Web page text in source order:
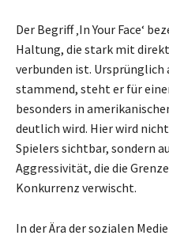
Der Begriff ‚In Your Face‘
Haltung, die stark mit
verbunden ist. Ursprünglich
stammend, steht er für
besonders in
deutlich wird. Hier wird
Spielers sichtbar, sondern
Aggressivität, die die
Konkurrenz verwischt.
In der Ära der sozialen